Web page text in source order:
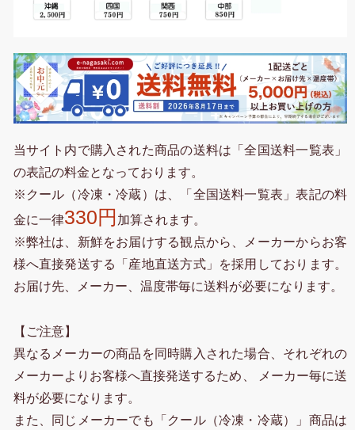
当サイト内で購入された商品の送料は「全国送料一覧表」
の表記の料金となっております。
※クール（冷凍・冷蔵）は、「全国送料一覧表」表記の料
金に一律330円 加算されます。
※弊社は、新鮮をお届けする観点から、メーカーからお客
様へ直接発送する「産地直送方式」を採用しております。
お届け先、メーカー、温度帯毎に送料が必要になります。
【ご注意】
異なるメーカーの商品を同時購入された場合、それぞれの
メーカーよりお客様へ直接発送するため、 メーカー毎に送
料が必要になります。
また、同じメーカーでも「クール（冷凍・冷蔵）」商品は